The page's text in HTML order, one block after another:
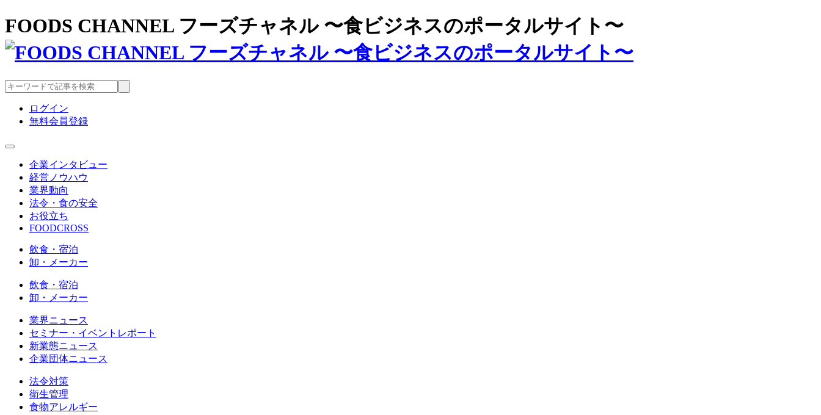
FOODS CHANNEL フーズチャネル 〜食ビジネスのポータルサイト〜
ログイン
無料会員登録
企業インタビュー
経営ノウハウ
業界動向
法令・食の安全
お役立ち
FOODCROSS
飲食・宿泊
卸・メーカー
飲食・宿泊
卸・メーカー
業界ニュース
セミナー・イベントレポート
新業態ニュース
企業団体ニュース
法令対策
衛生管理
食物アレルギー